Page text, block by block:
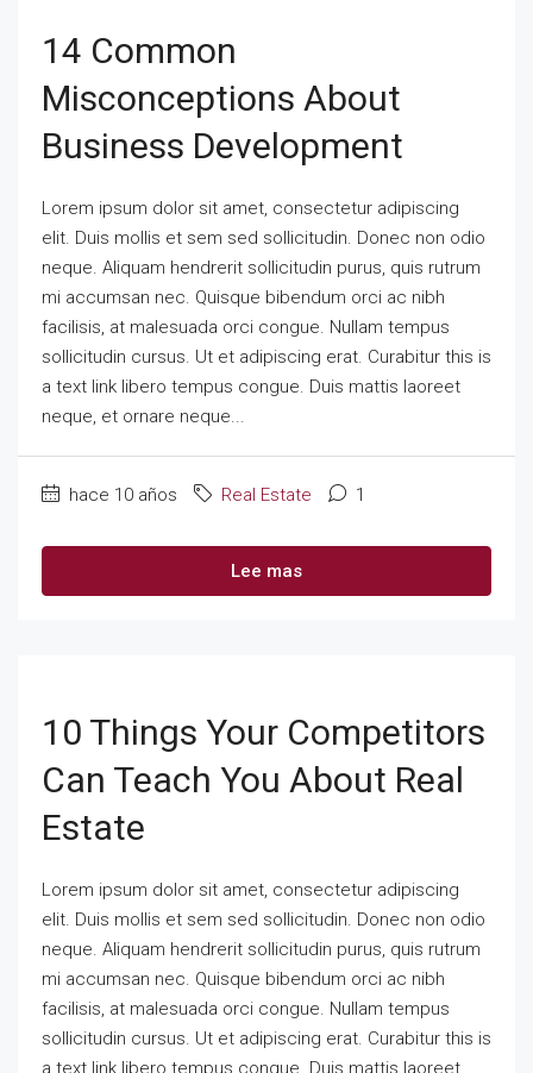
14 Common
Misconceptions About
Business Development
Lorem ipsum dolor sit amet, consectetur adipiscing
elit. Duis mollis et sem sed sollicitudin. Donec non odio
neque. Aliquam hendrerit sollicitudin purus, quis rutrum
mi accumsan nec. Quisque bibendum orci ac nibh
facilisis, at malesuada orci congue. Nullam tempus
sollicitudin cursus. Ut et adipiscing erat. Curabitur this is
a text link libero tempus congue. Duis mattis laoreet
neque, et ornare neque...
hace 10 años Real Estate 1
Lee mas
10 Things Your Competitors
Can Teach You About Real
Estate
Lorem ipsum dolor sit amet, consectetur adipiscing
elit. Duis mollis et sem sed sollicitudin. Donec non odio
neque. Aliquam hendrerit sollicitudin purus, quis rutrum
mi accumsan nec. Quisque bibendum orci ac nibh
facilisis, at malesuada orci congue. Nullam tempus
sollicitudin cursus. Ut et adipiscing erat. Curabitur this is
a text link libero tempus congue. Duis mattis laoreet